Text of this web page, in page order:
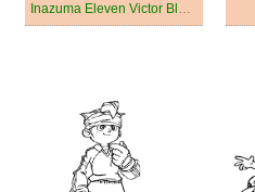
Inazuma Eleven Victor Blade